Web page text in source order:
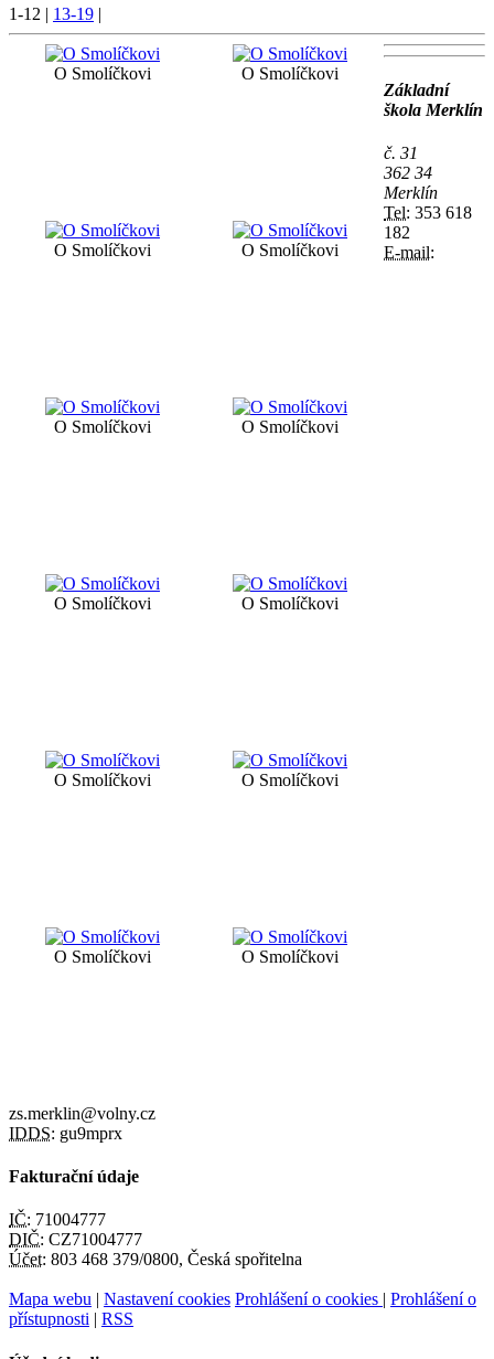
1-12 | 13-19 |
O Smolíčkovi O Smolíčkovi
O Smolíčkovi O Smolíčkovi
O Smolíčkovi O Smolíčkovi
O Smolíčkovi O Smolíčkovi
O Smolíčkovi O Smolíčkovi
O Smolíčkovi O Smolíčkovi
Základní
škola Merklín
č. 31
362 34
Merklín
Tel: 353 618
182
E-mail:
zs.merklin@volny.cz
IDDS: gu9mprx
Fakturační údaje
IČ: 71004777
DIČ: CZ71004777
Účet: 803 468 379/0800, Česká spořitelna
Mapa webu | Nastavení cookies Prohlášení o cookies | Prohlášení o
přístupnosti | RSS